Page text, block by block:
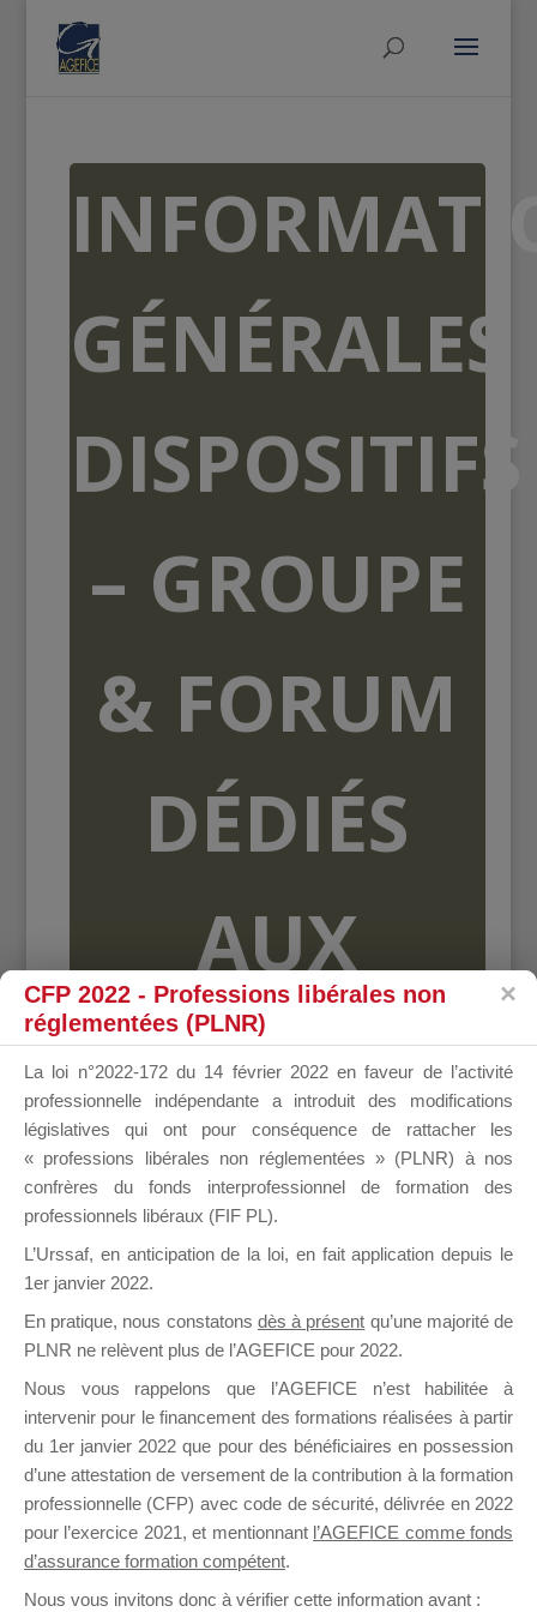
GÉNÉRALES
DISPOSITIFS
– GROUPE
& FORUM
DÉDIÉS
AUX
DE
il y a 21 heures
formation. Il accueille également les Conseillers
CFP 2022 - Professions libérales non
réglementées (PLNR)
La loi n°2022-172 du 14 février 2022 en faveur de l’activité
professionnelle indépendante a introduit des modifications
législatives qui ont pour conséquence de rattacher les
« professions libérales non réglementées » (PLNR) à nos
confrères du fonds interprofessionnel de formation des
professionnels libéraux (FIF PL).
L’Urssaf, en anticipation de la loi, en fait application depuis le
1er janvier 2022.
En pratique, nous constatons dès à présent qu’une majorité de
PLNR ne relèvent plus de l’AGEFICE pour 2022.
Nous vous rappelons que l’AGEFICE n’est habilitée à
intervenir pour le financement des formations réalisées à partir
du 1er janvier 2022 que pour des bénéficiaires en possession
d’une attestation de versement de la contribution à la formation
professionnelle (CFP) avec code de sécurité, délivrée en 2022
pour l’exercice 2021, et mentionnant l’AGEFICE comme fonds
d’assurance formation compétent.
Nous vous invitons donc à vérifier cette information avant :